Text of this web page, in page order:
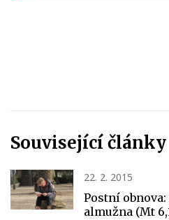
Související články
22. 2. 2015
Postní
almužna (Mt